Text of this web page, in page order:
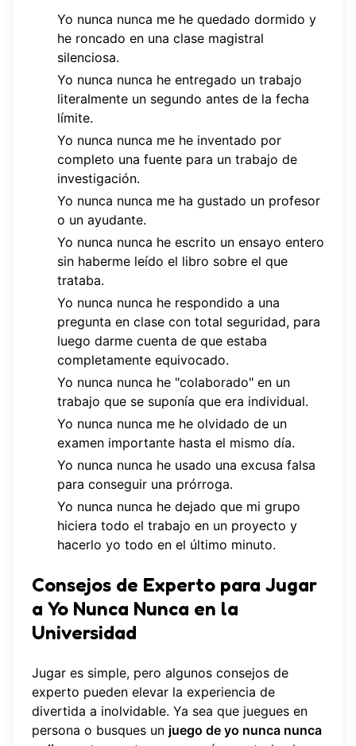
Yo nunca nunca me he quedado dormido y
he roncado en una clase magistral
silenciosa.
Yo nunca nunca he entregado un trabajo
literalmente un segundo antes de la fecha
límite.
Yo nunca nunca me he inventado por
completo una fuente para un trabajo de
investigación.
Yo nunca nunca me ha gustado un profesor
o un ayudante.
Yo nunca nunca he escrito un ensayo entero
sin haberme leído el libro sobre el que
trataba.
Yo nunca nunca he respondido a una
pregunta en clase con total seguridad, para
luego darme cuenta de que estaba
completamente equivocado.
Yo nunca nunca he "colaborado" en un
trabajo que se suponía que era individual.
Yo nunca nunca me he olvidado de un
examen importante hasta el mismo día.
Yo nunca nunca he usado una excusa falsa
para conseguir una prórroga.
Yo nunca nunca he dejado que mi grupo
hiciera todo el trabajo en un proyecto y
hacerlo yo todo en el último minuto.
Consejos de Experto para Jugar
a Yo Nunca Nunca en la
Universidad
Jugar es simple, pero algunos consejos de
experto pueden elevar la experiencia de
divertida a inolvidable. Ya sea que juegues en
persona o busques un juego de yo nunca nunca